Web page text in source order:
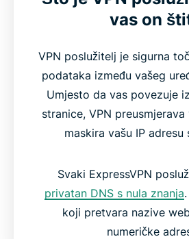
vas on
VPN poslužitelj je sigurna
podataka između vašeg
Umjesto da vas povezuje
stranice, VPN
maskira vašu IP adresu
Svaki ExpressVPN
privatan DNS s nula znanja
koji pretvara nazive
numeričke